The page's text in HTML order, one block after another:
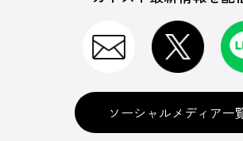
ソーシャルメディア一